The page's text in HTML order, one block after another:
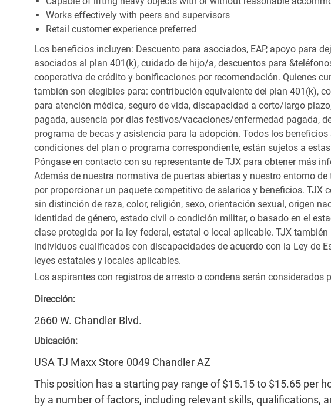
Works effectively with peers and supervisors
Retail customer experience preferred
Los beneficios incluyen: Descuento para asociados, EAP, apoyo para
asociados al plan 401(k), cuidado de hijo/a, descuentos para
cooperativa de crédito y bonificaciones por recomendación. Quienes
también son elegibles para: contribución equivalente del plan 401(k),
para atención médica, seguro de vida, discapacidad a corto/largo
pagada, ausencia por días festivos/vacaciones/enfermedad pagada,
programa de becas y asistencia para la adopción. Todos los
condiciones del plan o programa correspondiente, están sujetos a
Póngase en contacto con su representante de TJX para obtener más
Además de nuestra normativa de puertas abiertas y nuestro entorno
por proporcionar un paquete competitivo de salarios y beneficios. TJX
sin distinción de raza, color, religión, sexo, orientación sexual, origen
identidad de género, estado civil o condición militar, o basado en el
clase protegida por la ley federal, estatal o local aplicable. TJX
individuos cualificados con discapacidades de acuerdo con la Ley de
leyes estatales y locales aplicables.
Los aspirantes con registros de arresto o condena serán considerados
Dirección:
2660 W. Chandler Blvd.
Ubicación:
USA TJ Maxx Store 0049 Chandler AZ
This position has a starting pay range of $15.15 to $15.65 per
by a number of factors, including relevant skills, qualifications,